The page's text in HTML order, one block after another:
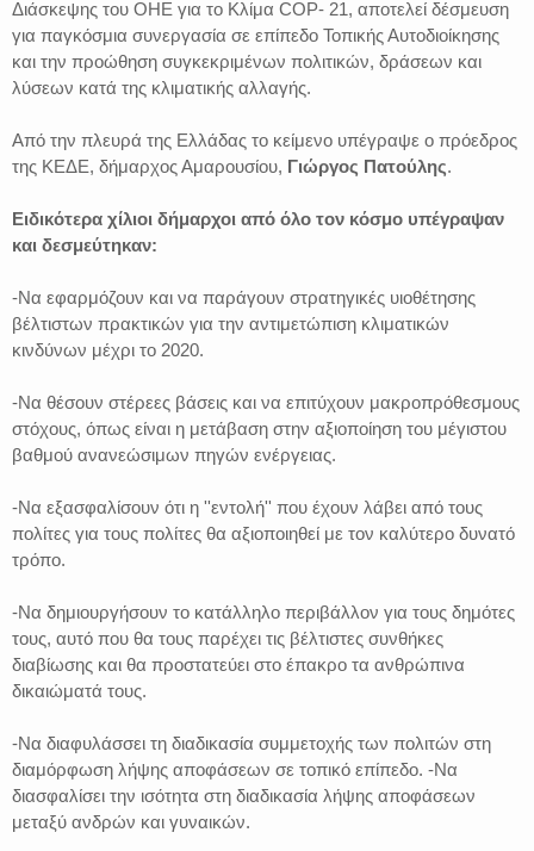
Διάσκεψης του ΟΗΕ για το Κλίμα COP- 21, αποτελεί δέσμευση
για παγκόσμια συνεργασία σε επίπεδο Τοπικής Αυτοδιοίκησης
και την προώθηση συγκεκριμένων πολιτικών, δράσεων και
λύσεων κατά της κλιματικής αλλαγής.
Από την πλευρά της Ελλάδας το κείμενο υπέγραψε ο πρόεδρος
της ΚΕΔΕ, δήμαρχος Αμαρουσίου, Γιώργος Πατούλης.
Ειδικότερα χίλιοι δήμαρχοι από όλο τον κόσμο υπέγραψαν
και δεσμεύτηκαν:
-Να εφαρμόζουν και να παράγουν στρατηγικές υιοθέτησης
βέλτιστων πρακτικών για την αντιμετώπιση κλιματικών
κινδύνων μέχρι το 2020.
-Να θέσουν στέρεες βάσεις και να επιτύχουν μακροπρόθεσμους
στόχους, όπως είναι η μετάβαση στην αξιοποίηση του μέγιστου
βαθμού ανανεώσιμων πηγών ενέργειας.
-Να εξασφαλίσουν ότι η ''εντολή'' που έχουν λάβει από τους
πολίτες για τους πολίτες θα αξιοποιηθεί με τον καλύτερο δυνατό
τρόπο.
-Να δημιουργήσουν το κατάλληλο περιβάλλον για τους δημότες
τους, αυτό που θα τους παρέχει τις βέλτιστες συνθήκες
διαβίωσης και θα προστατεύει στο έπακρο τα ανθρώπινα
δικαιώματά τους.
-Να διαφυλάσσει τη διαδικασία συμμετοχής των πολιτών στη
διαμόρφωση λήψης αποφάσεων σε τοπικό επίπεδο. -Να
διασφαλίσει την ισότητα στη διαδικασία λήψης αποφάσεων
μεταξύ ανδρών και γυναικών.